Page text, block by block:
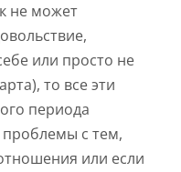
не может
или просто не
то все эти
периода
с тем,
или если